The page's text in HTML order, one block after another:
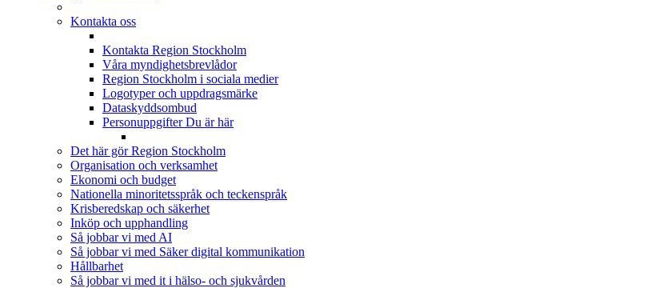
Kontakta oss
Kontakta Region Stockholm
Våra myndighetsbrevlådor
Region Stockholm i sociala medier
Logotyper och uppdragsmärke
Dataskyddsombud
Personuppgifter Du är här
Det här gör Region Stockholm
Organisation och verksamhet
Ekonomi och budget
Nationella minoritetsspråk och teckenspråk
Krisberedskap och säkerhet
Inköp och upphandling
Så jobbar vi med AI
Så jobbar vi med Säker digital kommunikation
Hållbarhet
Så jobbar vi med it i hälso- och sjukvården